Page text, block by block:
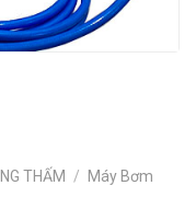
THẤM /
Máy Bơm